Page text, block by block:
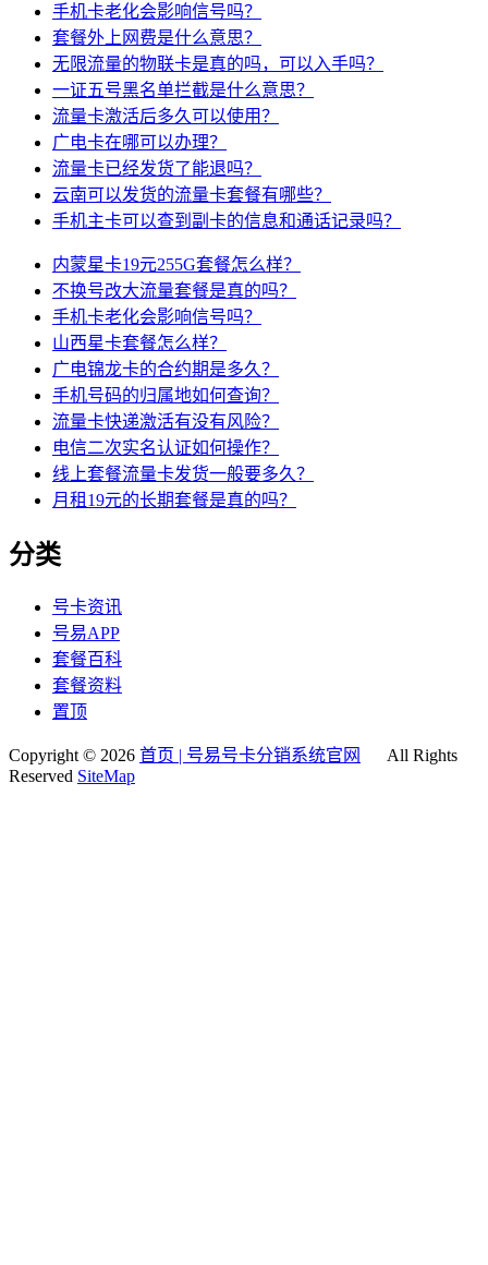
手机卡老化会影响信号吗？
套餐外上网费是什么意思？
无限流量的物联卡是真的吗，可以入手吗？
一证五号黑名单拦截是什么意思？
流量卡激活后多久可以使用？
广电卡在哪可以办理？
流量卡已经发货了能退吗？
云南可以发货的流量卡套餐有哪些？
手机主卡可以查到副卡的信息和通话记录吗？
内蒙星卡19元255G套餐怎么样？
不换号改大流量套餐是真的吗？
手机卡老化会影响信号吗？
山西星卡套餐怎么样？
广电锦龙卡的合约期是多久？
手机号码的归属地如何查询？
流量卡快递激活有没有风险？
电信二次实名认证如何操作？
线上套餐流量卡发货一般要多久？
月租19元的长期套餐是真的吗？
分类
号卡资讯
号易APP
套餐百科
套餐资料
置顶
Copyright © 2026 首页 | 号易号卡分销系统官网
All Rights
Reserved SiteMap